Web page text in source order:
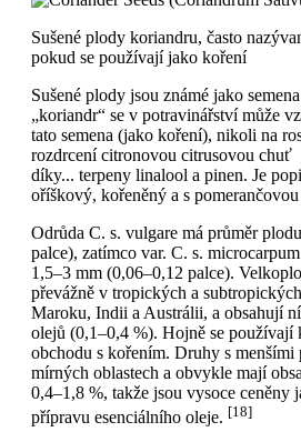
Sušené plody koriandru, často
pokud se používají jako koření
Sušené plody jsou známé jako
„koriandr“ se v potravinářství může
tato semena (jako koření), nikoli na
rozdrcení citronovou citrusovou chuť
díky... terpeny linalool a pinen. Je
oříškový, kořeněný a s
Odrůda C. s. vulgare má průměr
palce), zatímco var. C. s.
1,5–3 mm (0,06–0,12 palce).
převážně v tropických a
Maroku, Indii a Austrálii, a obsahují
olejů (0,1–0,4 %). Hojně se používají
obchodu s kořením. Druhy s menšími
mírných oblastech a obvykle mají
0,4–1,8 %, takže jsou vysoce ceněny
přípravu esenciálního oleje. [18]